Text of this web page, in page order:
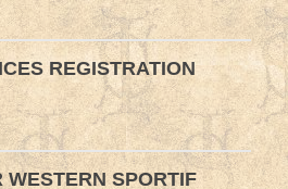
REGISTRATION
WESTERN SPORTIF